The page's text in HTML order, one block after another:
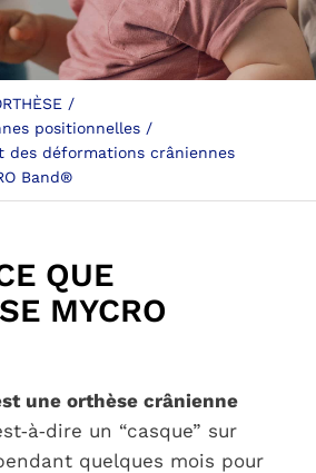
positionnelles
des déformations crâniennes
Band®
QUE
MYCRO
une orthèse crânienne
un “casque” sur
quelques mois pour